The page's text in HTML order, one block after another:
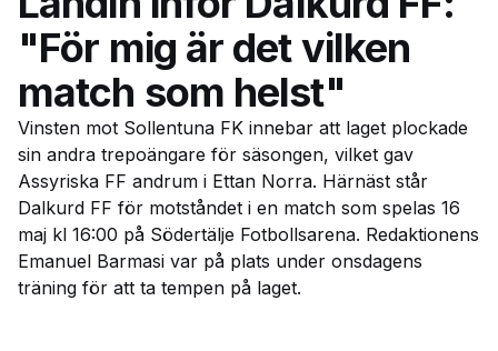
"För mig är det vilken
match som helst"
Vinsten mot Sollentuna FK innebar att laget plockade
sin andra trepoängare för säsongen, vilket gav
Assyriska FF andrum i Ettan Norra. Härnäst står
Dalkurd FF för motståndet i en match som spelas 16
maj kl 16:00 på Södertälje Fotbollsarena. Redaktionens
Emanuel Barmasi var på plats under onsdagens
träning för att ta tempen på laget.